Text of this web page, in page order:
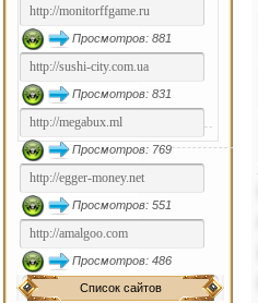
Просмотров: 881
Просмотров: 831
Просмотров: 769
Просмотров: 551
Просмотров: 486
Список сайтов